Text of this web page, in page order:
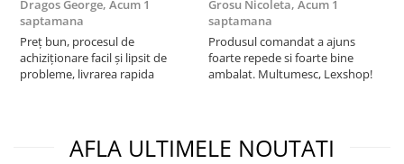
Puzzle 350 piese
Puzzle 275 piese
Puzzle 550 piese
Age of Sigmar
Dragos George, Acum 1
saptamana
Preț bun, procesul de
achiziționare facil și lipsit de
probleme, livrarea rapida
Grosu Nicoleta, Acum 1
saptamana
Produsul comandat a ajuns
foarte repede si foarte bine
ambalat. Multumesc, Lexshop!
AFLA ULTIMELE NOUTATI